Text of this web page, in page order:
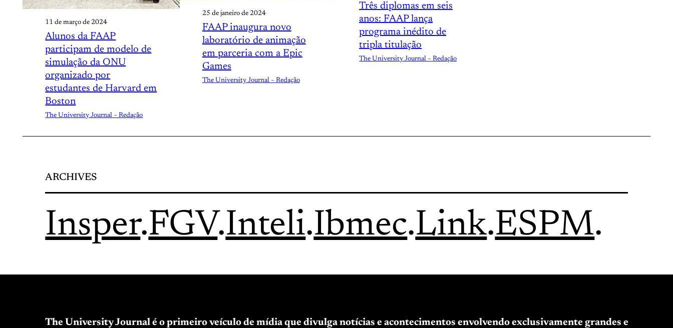
11 de março de 2024
Alunos da FAAP
participam de modelo de
simulação da ONU
organizado por
estudantes de Harvard em
Boston
The University Journal – Redação
25 de janeiro de 2024
FAAP inaugura novo
laboratório de animação
em parceria com a Epic
Games
The University Journal – Redação
Três diplomas em seis
anos: FAAP lança
programa inédito de
tripla titulação
The University Journal – Redação
ARCHIVES
Insper.FGV.Inteli.Ibmec.Link.ESPM.
The University Journal é o primeiro veículo de mídia que divulga notícias e acontecimentos envolvendo exclusivamente grandes e